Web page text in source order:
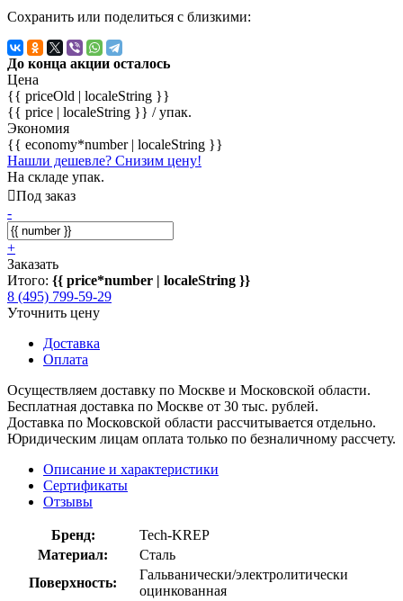
Сохранить или поделиться с близкими:
До конца акции осталось
Цена
{{ priceOld | localeString }}
{{ price | localeString }} / упак.
Экономия
{{ economy*number | localeString }}
Нашли дешевле? Снизим цену!
На складе упак.
Под заказ
-
+
Заказать
Итого: {{ price*number | localeString }}
8 (495) 799-59-29
Уточнить цену
Доставка
Оплата
Осуществляем доставку по Москве и Московской области.
Бесплатная доставка по Москве от 30 тыс. рублей.
Доставка по Московской области рассчитывается отдельно.
Юридическим лицам оплата только по безналичному рассчету.
Описание и характеристики
Сертификаты
Отзывы
Бренд:
Tech-KREP
Материал:
Сталь
Поверхность:
Гальванически/электролитически
оцинкованная